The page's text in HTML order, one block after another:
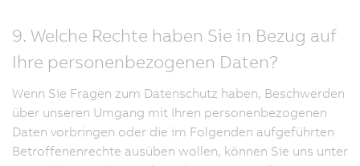
9. Welche Rechte haben Sie in Bezug auf
Ihre personenbezogenen Daten?
Wenn Sie Fragen zum Datenschutz haben, Beschwerden
über unseren Umgang mit Ihren personenbezogenen
Daten vorbringen oder die im Folgenden aufgeführten
Betroffenenrechte ausüben wollen, können Sie uns unter